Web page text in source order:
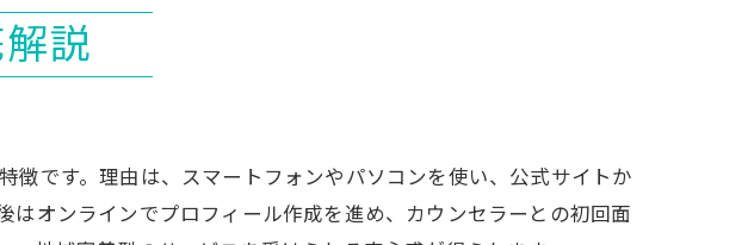
た時の対処法
コミや体験談
を選ぶ理由
が選ばれる背景
ラインが最適
説
です。理由は、スマートフォンやパソコンを使い、公式サイトか
オンラインでプロフィール作成を進め、カウンセラーとの初回面